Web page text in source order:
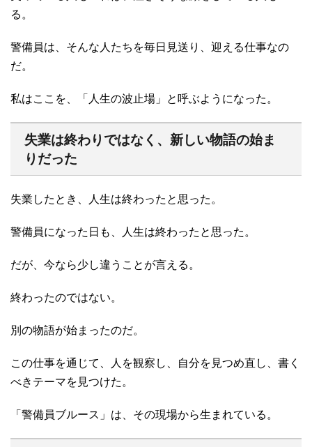
る。
警備員は、そんな人たちを毎日見送り、迎える仕事なの
だ。
私はここを、「人生の波止場」と呼ぶようになった。
失業は終わりではなく、新しい物語の始ま
りだった
失業したとき、人生は終わったと思った。
警備員になった日も、人生は終わったと思った。
だが、今なら少し違うことが言える。
終わったのではない。
別の物語が始まったのだ。
この仕事を通じて、人を観察し、自分を見つめ直し、書く
べきテーマを見つけた。
「警備員ブルース」は、その現場から生まれている。